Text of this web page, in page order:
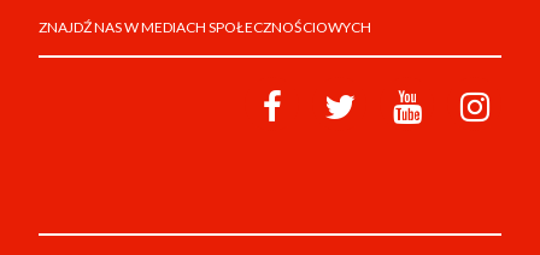
ZNAJDŹ NAS W MEDIACH SPOŁECZNOŚCIOWYCH